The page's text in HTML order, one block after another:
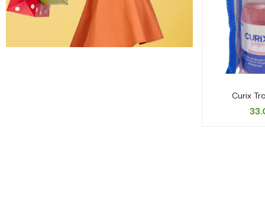
Curix